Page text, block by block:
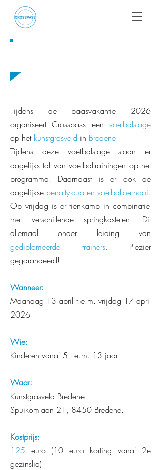
Tijdens de paasvakantie 2026
organiseert Crosspass een voetbalstage
op het kunstgrasveld in Bredene.
Tijdens deze voetbalstage staan er
dagelijks tal van voetbaltrainingen op het
programma. Daarnaast is er ook de
dagelijkse penalty-cup en voetbaltoernooi.
Op vrijdag is er tienkamp in combinatie
met verschillende springkastelen. Dit
allemaal onder leiding van
gediplomeerde trainers. Plezier
gegarandeerd!
Wanneer:
Maandag 13 april t.e.m. vrijdag 17 april
2026
Wie:
Kinderen vanaf 5 t.e.m. 13 jaar
Waar:
Kunstgrasveld Bredene:
Spuikomlaan 21, 8450 Bredene.
Kostprijs:
125 euro (10 euro korting vanaf 2e
gezinslid)